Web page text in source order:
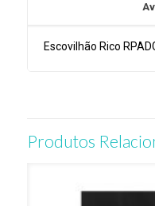
Escovilhão Rico
Produtos